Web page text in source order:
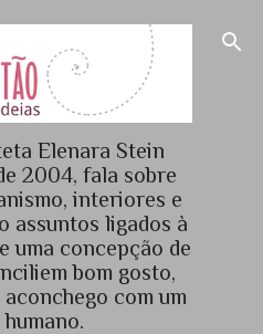
principal
Elenara Stein
2004, fala sobre
interiores e
assuntos ligados à
uma concepção de
bom gosto,
com um